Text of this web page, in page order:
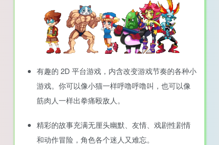
有趣的 2D 平台游戏，内含改变游戏节奏的各种小
游戏。你可以像小猫一样呼噜呼噜叫，也可以像
筋肉人一样出拳痛殴敌人。
精彩的故事充满无厘头幽默、友情、戏剧性剧情
和动作冒险，角色各个迷人又难忘。